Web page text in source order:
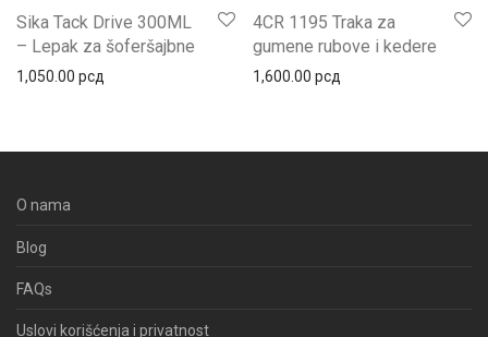
Sika Tack Drive 300ML
– Lepak za šoferšajbne
1,050.00 рсд
4CR 1195 Traka za
gumene rubove i kedere
1,600.00 рсд
O nama
Blog
FAQs
Uslovi korišćenja i privatnost